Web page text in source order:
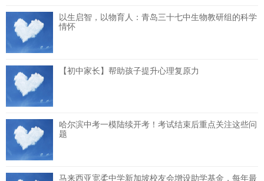
以生启智，以物育人：青岛三十七中生物教研组的科学
情怀
【初中家长】帮助孩子提升心理复原力
哈尔滨中考一模陆续开考！考试结束后重点关注这些问
题
马来西亚宽柔中学新加坡校友会增设助学基金，每年最